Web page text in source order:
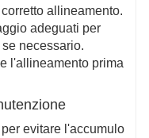
allineamento.
adeguati per
necessario.
l'allineamento prima
evitare l'accumulo